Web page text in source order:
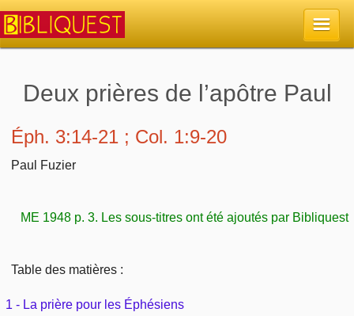
Retour à l'accueil
Lisez la Bible
Dieu
Commentaires
Études et commentaires par passage
En bref
Deux prières de l’apôtre Paul
Éph. 3:14-21 ; Col. 1:9-20
Paul Fuzier
ME 1948 p. 3. Les sous-titres ont été ajoutés par Bibliquest
Table des matières :
1 - La prière pour les Éphésiens